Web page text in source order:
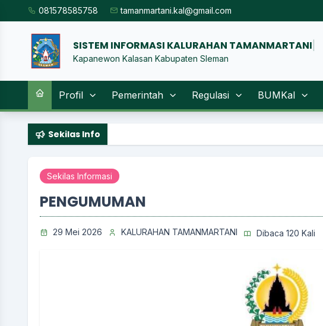
081578585758 tamanmartani.kal@gmail.com
SISTEM INFORMASI KALURAHAN TAMANMARTANI
Kapanewon Kalasan Kabupaten Sleman
Profil Pemerintah Regulasi BUMKal
Sekilas Info
Sekilas Informasi
PENGUMUMAN
29 Mei 2026 KALURAHAN TAMANMARTANI Dibaca 120 Kali